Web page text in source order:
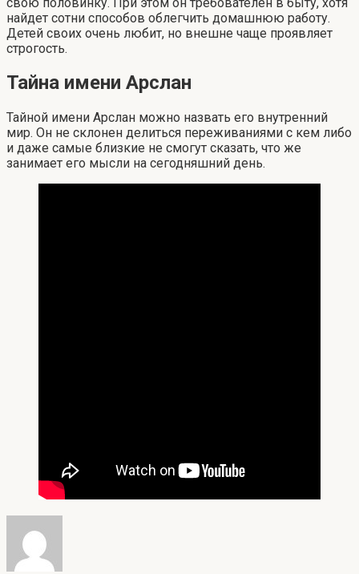
найдет сотни способов облегчить домашнюю работу.
Детей своих очень любит, но внешне чаще проявляет
строгость.
Тайна имени Арслан
Тайной имени Арслан можно назвать его внутренний
мир. Он не склонен делиться переживаниями с кем либо
и даже самые близкие не смогут сказать, что же
занимает его мысли на сегодняшний день.